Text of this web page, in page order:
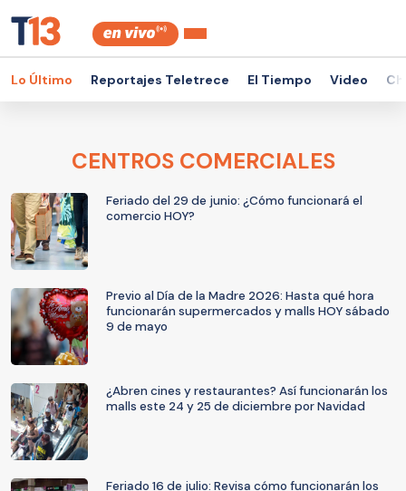
Lo Último Reportajes Teletrece El Tiempo Video
CENTROS COMERCIALES
Feriado del 29 de junio: ¿Cómo funcionará el
comercio HOY?
Previo al Día de la Madre 2026: Hasta qué hora
funcionarán supermercados y malls HOY sábado
9 de mayo
¿Abren cines y restaurantes? Así funcionarán los
malls este 24 y 25 de diciembre por Navidad
Feriado 16 de julio: Revisa cómo funcionarán los